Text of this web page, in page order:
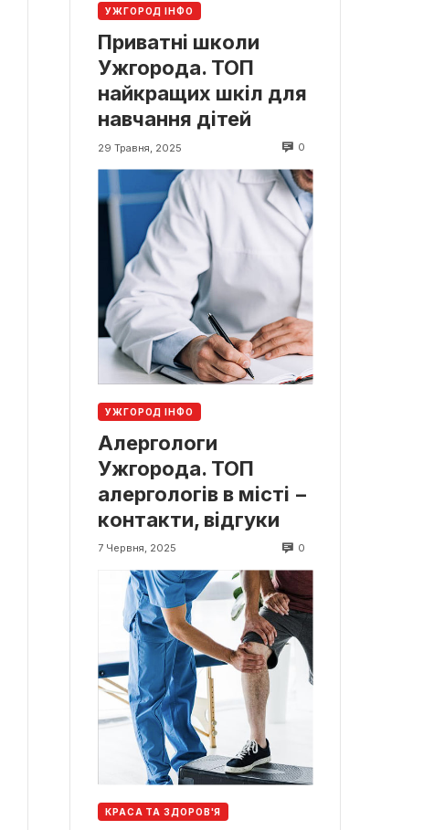
УЖГОРОД ІНФО
Приватні школи
Ужгорода. ТОП
найкращих шкіл для
навчання дітей
29 Травня, 2025 0
УЖГОРОД ІНФО
Алергологи
Ужгорода. ТОП
алергологів в місті −
контакти, відгуки
7 Червня, 2025 0
КРАСА ТА ЗДОРОВ'Я